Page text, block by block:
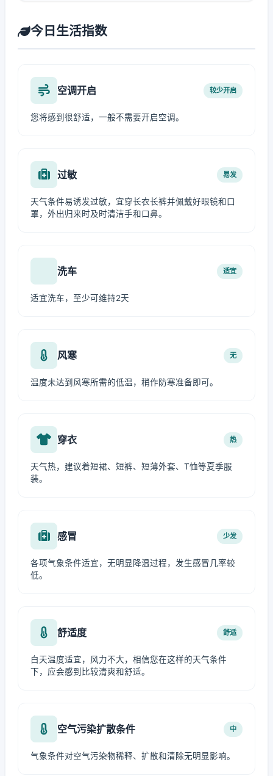
今日生活指数
空调开启 较少开启
您将感到很舒适，一般不需要开启空调。
过敏 易发
天气条件易诱发过敏，宜穿长衣长裤并佩戴好眼镜和口
罩，外出归来时及时清洁手和口鼻。
洗车 适宜
适宜洗车，至少可维持2天
风寒 无
温度未达到风寒所需的低温，稍作防寒准备即可。
穿衣 热
天气热，建议着短裙、短裤、短薄外套、T恤等夏季服
装。
感冒 少发
各项气象条件适宜，无明显降温过程，发生感冒几率较
低。
舒适度 舒适
白天温度适宜，风力不大，相信您在这样的天气条件
下，应会感到比较清爽和舒适。
空气污染扩散条件 中
气象条件对空气污染物稀释、扩散和清除无明显影响。